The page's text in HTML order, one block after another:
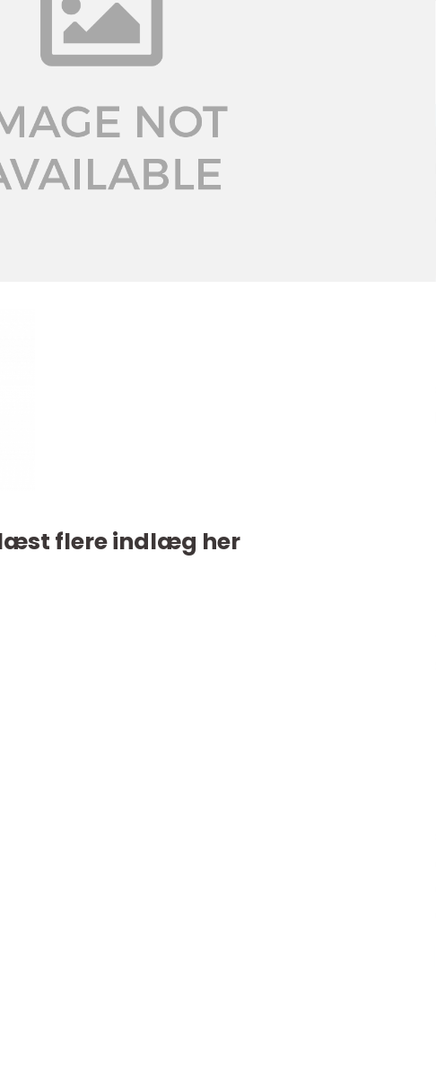
flere indlæg her